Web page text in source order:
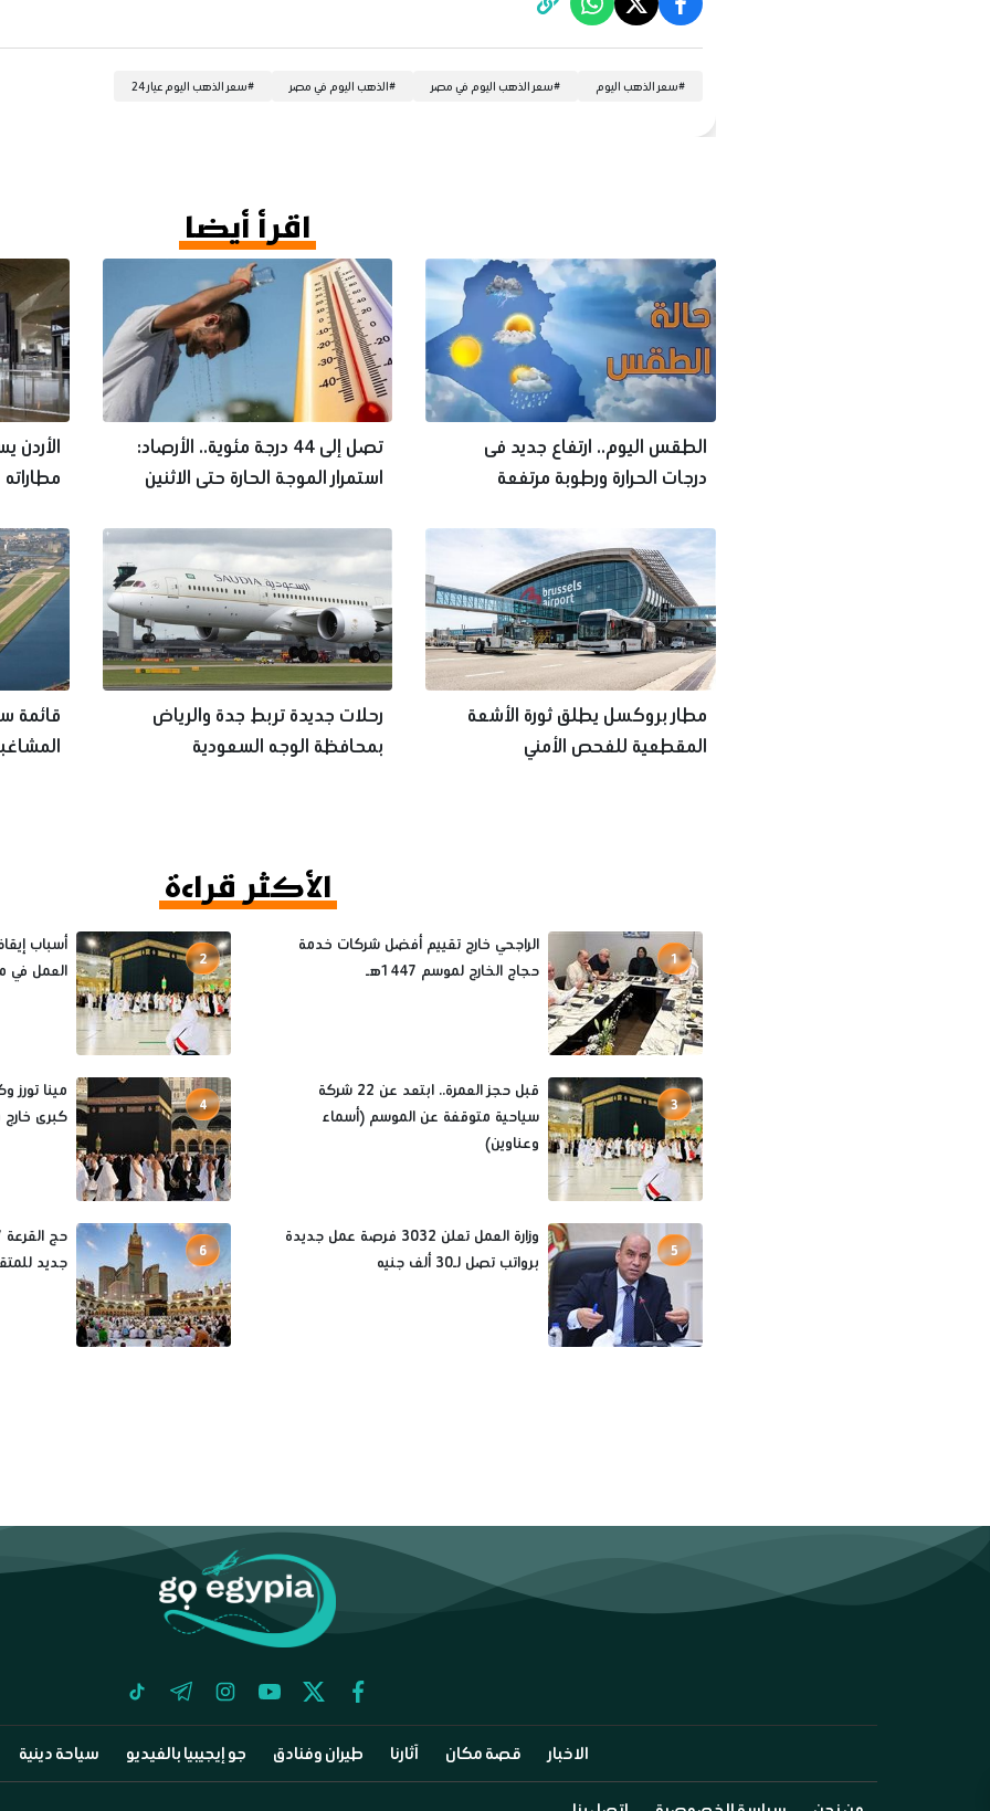
#سعر الذهب اليوم #سعر الذهب اليوم في مصر #الذهب اليوم في مصر #سعر الذهب اليوم عيار 24
اقرأ أيضا
الطقس اليوم.. ارتفاع جديد فى
درجات الحرارة ورطوبة مرتفعة
تصل إلى 44 درجة مئوية.. الأرصاد:
استمرار الموجة الحارة حتى الاثنين
مطاراته
مطار بروكسل يطلق ثورة الأشعة
المقطعية للفحص الأمني
رحلات جديدة تربط جدة والرياض
بمحافظة الوجه السعودية
قائمة
الأكثر قراءة
1
الراجحي خارج تقييم أفضل شركات خدمة
حجاج الخارج لموسم 1447هـ
2
العمل في
3
قبل حجز العمرة.. ابتعد عن 22 شركة
سياحية متوقفة عن الموسم (أسماء
وعناوين)
4
كبرى خارج
5
وزارة العمل تعلن 3032 فرصة عمل جديدة
برواتب تصل لـ30 ألف جنيه
6
جديد
facebook
twitter
youtube
instagram
telegram
tiktok
الاخبار قصة مكان آثارنا طيران وفنادق جو إيجيبيا بالفيديو سياحة دينية